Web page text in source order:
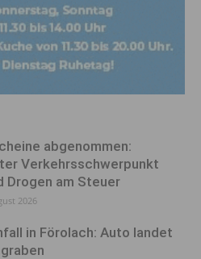
abgenommen:
Verkehrsschwerpunkt
Drogen am Steuer
2026
in Förolach: Auto landet